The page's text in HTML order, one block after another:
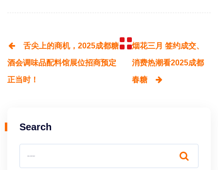
舌尖上的商机，2025成都糖
酒会调味品配料馆展位招商预定
正当时！
烟花三月 签约成交、
消费热潮看2025成都
春糖
Search